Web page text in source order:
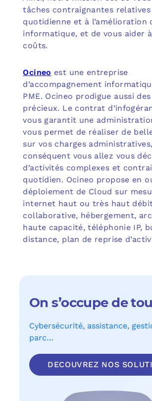
tâches contraignantes
quotidienne et à l’amélioration
informatique, et de vous aider
coûts.
Ocineo est une entreprise
d’accompagnement
PME. Ocineo prodigue aussi
précieux. Le contrat
vous garantit une
vous permet de réaliser de
sur vos charges
conséquent vous allez vous
d’activités complexes et
quotidien. Ocineo propose en
déploiement de Cloud sur
internet haut ou très haut
collaborative, hébergement,
haute capacité, téléphonie IP,
distance, plan de reprise
On s’occupe de
Cybersécurité, assistance,
parc…
DECOUVREZ NOS